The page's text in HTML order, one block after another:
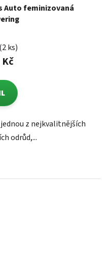
Auto feminizovaná
(2 ks)
z nejkvalitnějších
odrůd,...